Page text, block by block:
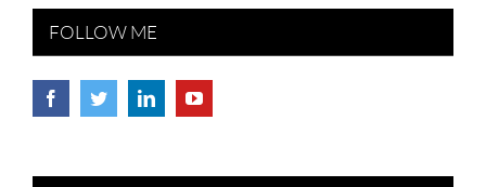
FOLLOW ME